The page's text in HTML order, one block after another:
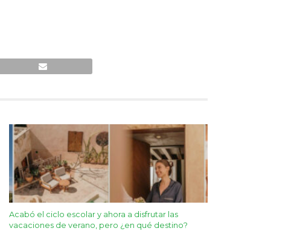
Acabó el ciclo escolar y ahora a disfrutar las
vacaciones de verano, pero ¿en qué destino?